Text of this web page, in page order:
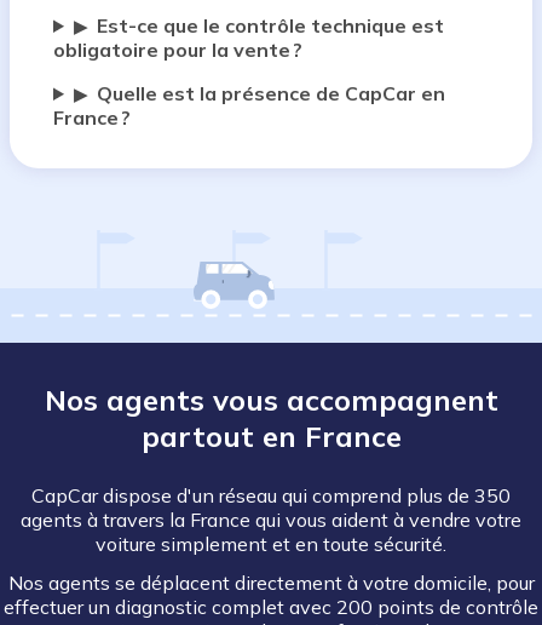
▶ Est-ce que le contrôle technique est
obligatoire pour la vente ?
▶ Quelle est la présence de CapCar en
France ?
Nos agents vous accompagnent
partout en France
CapCar dispose d'un réseau qui comprend plus de 350
agents à travers la France qui vous aident à vendre votre
voiture simplement et en toute sécurité.
Nos agents se déplacent directement à votre domicile, pour
effectuer un diagnostic complet avec 200 points de contrôle